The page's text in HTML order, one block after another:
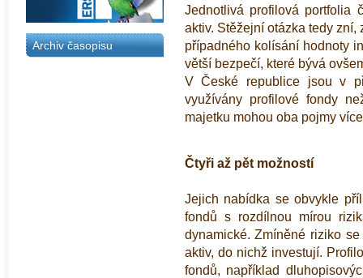
Jednotlivá profilová portfolia
aktiv. Stěžejní otázka tedy
případného kolísání hodnoty
větší bezpečí, které bývá
V České republice jsou v
využívány profilové fondy
majetku mohou oba pojmy
Čtyři až pět možností
Jejich nabídka se obvykle
fondů s rozdílnou mírou
dynamické. Zmíněné riziko
aktiv, do nichž investují.
fondů, například
Archiv časopisu